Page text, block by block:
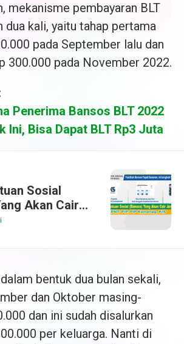
mekanisme pembayaran BLT
dua kali, yaitu tahap pertama
pada September lalu dan
300.000 pada November 2022.
Penerima Bansos BLT 2022
Ini, Bisa Dapat BLT Rp3 Juta
Sosial
Akan Cair
PKH, BPNT,
bentuk dua bulan sekali,
dan Oktober masing-
dan ini sudah disalurkan
per keluarga. Nanti di